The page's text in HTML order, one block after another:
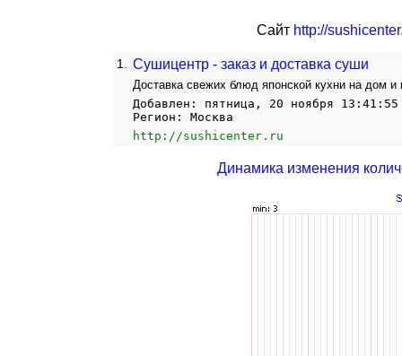
Сайт http://
1. Сушицентр - заказ и доставка суши
Доставка свежих блюд японской кухни на дом
Добавлен: пятница, 20 ноября 13:41:55
Регион: Москва
http://sushicenter.ru
Динамика изменения